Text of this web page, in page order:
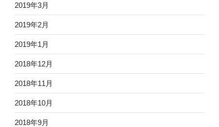
2019年3月
2019年2月
2019年1月
2018年12月
2018年11月
2018年10月
2018年9月